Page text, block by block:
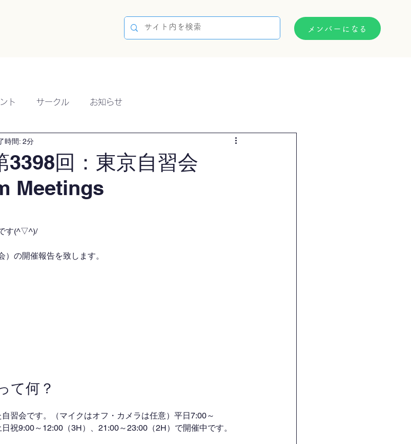
メンバーになる
ト サークル お知らせ
3398回：東京自習会
Meetings
時間: 2分
す(^▽^)/
の開催報告を致します。
て何？
習会です。（マイクはオフ・カメラは任意）平日7:00～
祝9:00～12:00（3H）、21:00～23:00（2H）で開催中です。